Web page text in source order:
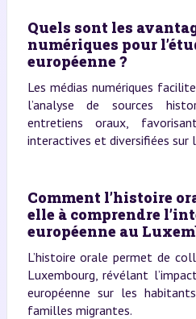
Quels sont les
numériques pour
européenne ?
Les médias numériques
l’analyse de sources
entretiens oraux,
interactives et diversifiées sur
Comment l’histoire
elle à comprendre
européenne au
L’histoire orale permet de
Luxembourg, révélant
européenne sur les
familles migrantes.